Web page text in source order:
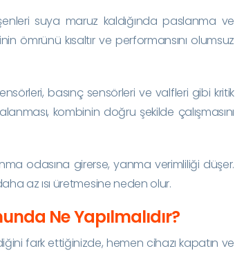
suya maruz kaldığında paslanma ve
ömrünü kısaltır ve performansını olumsuz
basınç sensörleri ve valfleri gibi kritik
kombinin doğru şekilde çalışmasını
odasına girerse, yanma verimliliği düşer.
az ısı üretmesine neden olur.
Ne Yapılmalıdır?
fark ettiğinizde, hemen cihazı kapatın ve